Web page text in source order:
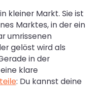
kleiner Markt. Sie ist
Marktes, in der ein
umrissenen
gelöst wird als
in der
klare
: Du kannst deine